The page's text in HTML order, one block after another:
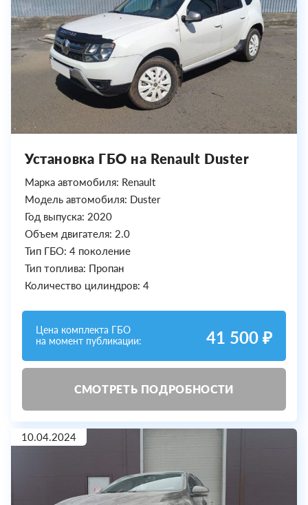
Установка ГБО на Renault Duster
Марка автомобиля: Renault
Модель автомобиля: Duster
Год выпуска: 2020
Объем двигателя: 2.0
Тип ГБО: 4 поколение
Тип топлива: Пропан
Количество цилиндров: 4
Цена комплекта ГБО
на момент публикации:
41 500 ₽
СМОТРЕТЬ ПОДРОБНОСТИ
10.04.2024